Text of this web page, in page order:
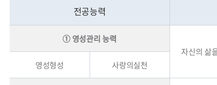
전공능력
➀ 영성관리 능력
자신의 삶
영성형성
사랑의실천